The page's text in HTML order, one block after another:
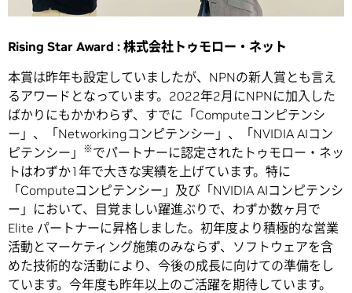
Rising Star Award : 株式会社トゥモロー・ネット
本賞は昨年も設定していましたが、NPNの新人賞とも言え
るアワードとなっています。2022年2月にNPNに加入した
ばかりにもかかわらず、すでに「Computeコンピテンシ
ー」、「Networkingコンピテンシー」、「NVIDIA AIコン
ピテンシー」
※でパートナーに認定されたトゥモロー・ネッ
トはわずか1年で大きな実績を上げています。特に
「Computeコンピテンシー」及び「NVIDIA AIコンピテンシ
ー」において、目覚ましい躍進ぶりで、わずか数ヶ月で
Elite パートナーに昇格しました。初年度より積極的な営業
活動とマーケティング施策のみならず、ソフトウェアを含
めた技術的な活動により、今後の成長に向けての準備をし
ています。今年度も昨年以上のご活躍を期待しています。